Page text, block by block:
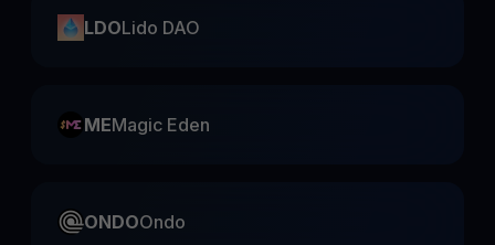
LDOLido DAO
MEMagic Eden
ONDOOndo